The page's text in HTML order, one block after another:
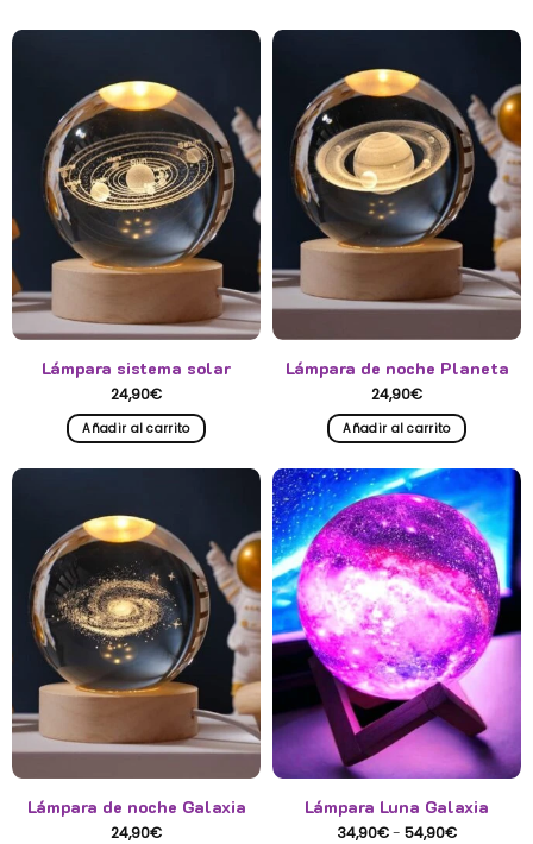
Lámpara sistema solar
24,90€
Añadir al carrito
Lámpara de noche Planeta
24,90€
Añadir al carrito
Lámpara de noche Galaxia
24,90€
Lámpara Luna Galaxia
34,90€- 54,90€Rango